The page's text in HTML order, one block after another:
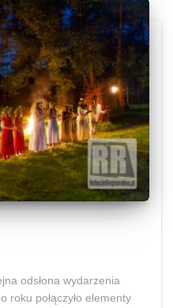
odsłona wydarzenia
roku połączyło elementy